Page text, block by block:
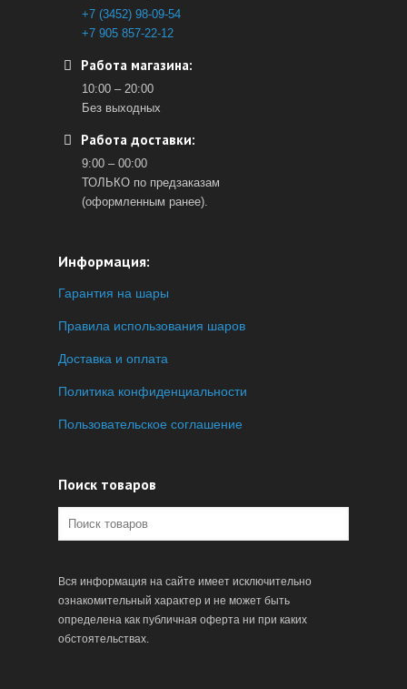
+7 (3452) 98-09-54
+7 905 857-22-12
Работа магазина:
10:00 – 20:00
Без выходных
Работа доставки:
9:00 – 00:00
ТОЛЬКО по предзаказам
(оформленным ранее).
Информация:
Гарантия на шары
Правила использования шаров
Доставка и оплата
Политика конфиденциальности
Пользовательское соглашение
Поиск товаров
Вся информация на сайте имеет исключительно
ознакомительный характер и не может быть
определена как публичная оферта ни при каких
обстоятельствах.